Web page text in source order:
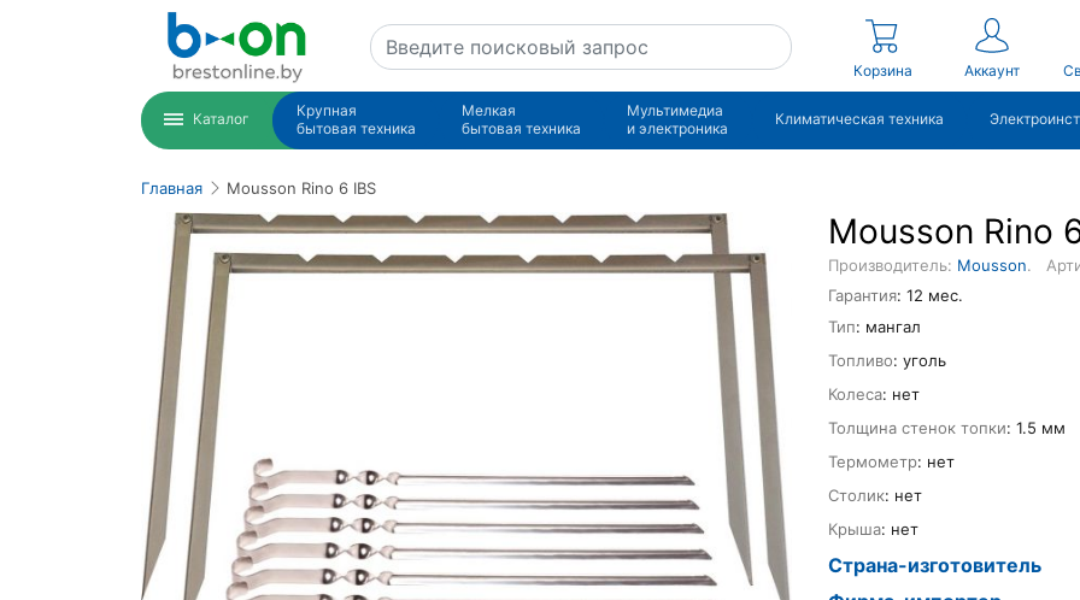
Корзина Аккаунт
Каталог
Крупная
бытовая техника
Мелкая
бытовая техника
Мультимедиа
и электроника
Климатическая техника
Главная Mousson Rino 6 IBS
Mousson Rino
Производитель: Mousson.
Гарантия: 12 мес.
Тип: мангал
Топливо: уголь
Колеса: нет
Толщина стенок топки: 1.5 мм
Термометр: нет
Столик: нет
Крыша: нет
Страна-изготовитель